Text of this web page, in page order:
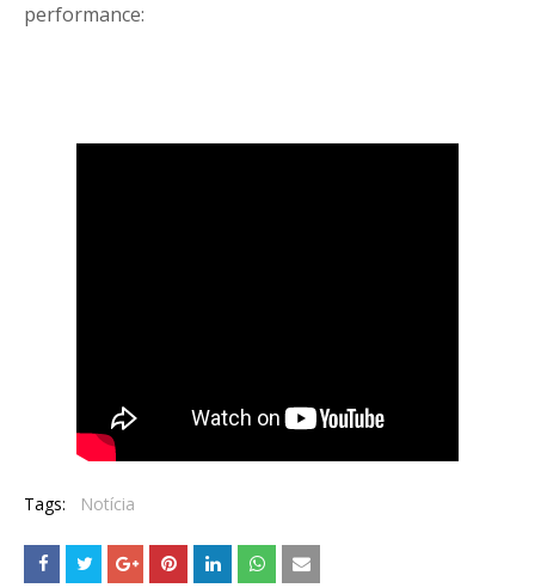
performance:
Tags: Notícia